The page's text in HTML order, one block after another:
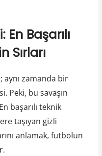
Başarılı
Sırları
aynı zamanda bir
Peki, bu savaşın
başarılı teknik
taşıyan gizli
anlamak, futbolun